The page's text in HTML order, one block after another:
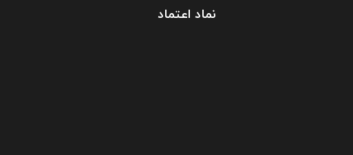
نماد اعتماد